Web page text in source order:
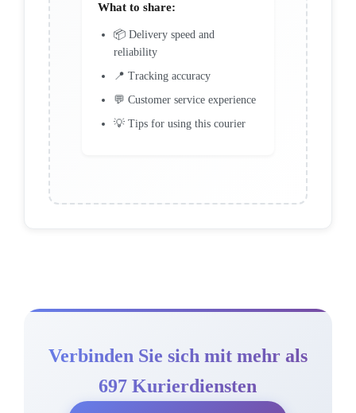
What to share:
📦 Delivery speed and
reliability
📍 Tracking accuracy
💬 Customer service experience
💡 Tips for using this courier
Verbinden Sie sich mit mehr als
697 Kurierdiensten